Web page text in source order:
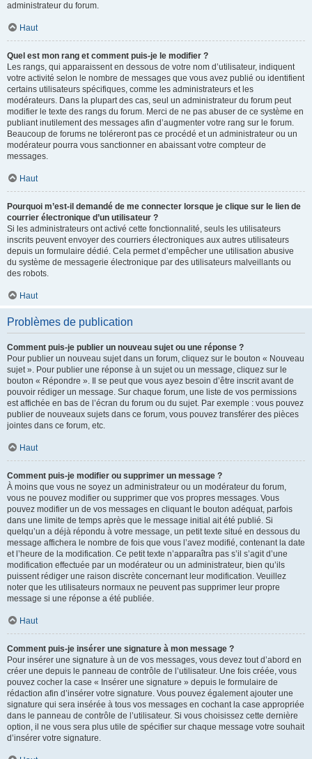
administrateur du forum.
Haut
Quel est mon rang et comment puis-je le modifier ?
Les rangs, qui apparaissent en dessous de votre nom d’utilisateur, indiquent
votre activité selon le nombre de messages que vous avez publié ou identifient
certains utilisateurs spécifiques, comme les administrateurs et les
modérateurs. Dans la plupart des cas, seul un administrateur du forum peut
modifier le texte des rangs du forum. Merci de ne pas abuser de ce système en
publiant inutilement des messages afin d’augmenter votre rang sur le forum.
Beaucoup de forums ne toléreront pas ce procédé et un administrateur ou un
modérateur pourra vous sanctionner en abaissant votre compteur de
messages.
Haut
Pourquoi m’est-il demandé de me connecter lorsque je clique sur le lien de
courrier électronique d’un utilisateur ?
Si les administrateurs ont activé cette fonctionnalité, seuls les utilisateurs
inscrits peuvent envoyer des courriers électroniques aux autres utilisateurs
depuis un formulaire dédié. Cela permet d’empêcher une utilisation abusive
du système de messagerie électronique par des utilisateurs malveillants ou
des robots.
Haut
Problèmes de publication
Comment puis-je publier un nouveau sujet ou une réponse ?
Pour publier un nouveau sujet dans un forum, cliquez sur le bouton « Nouveau
sujet ». Pour publier une réponse à un sujet ou un message, cliquez sur le
bouton « Répondre ». Il se peut que vous ayez besoin d’être inscrit avant de
pouvoir rédiger un message. Sur chaque forum, une liste de vos permissions
est affichée en bas de l’écran du forum ou du sujet. Par exemple : vous pouvez
publier de nouveaux sujets dans ce forum, vous pouvez transférer des pièces
jointes dans ce forum, etc.
Haut
Comment puis-je modifier ou supprimer un message ?
À moins que vous ne soyez un administrateur ou un modérateur du forum,
vous ne pouvez modifier ou supprimer que vos propres messages. Vous
pouvez modifier un de vos messages en cliquant le bouton adéquat, parfois
dans une limite de temps après que le message initial ait été publié. Si
quelqu’un a déjà répondu à votre message, un petit texte situé en dessous du
message affichera le nombre de fois que vous l’avez modifié, contenant la date
et l’heure de la modification. Ce petit texte n’apparaîtra pas s’il s’agit d’une
modification effectuée par un modérateur ou un administrateur, bien qu’ils
puissent rédiger une raison discrète concernant leur modification. Veuillez
noter que les utilisateurs normaux ne peuvent pas supprimer leur propre
message si une réponse a été publiée.
Haut
Comment puis-je insérer une signature à mon message ?
Pour insérer une signature à un de vos messages, vous devez tout d’abord en
créer une depuis le panneau de contrôle de l’utilisateur. Une fois créée, vous
pouvez cocher la case « Insérer une signature » depuis le formulaire de
rédaction afin d’insérer votre signature. Vous pouvez également ajouter une
signature qui sera insérée à tous vos messages en cochant la case appropriée
dans le panneau de contrôle de l’utilisateur. Si vous choisissez cette dernière
option, il ne vous sera plus utile de spécifier sur chaque message votre souhait
d’insérer votre signature.